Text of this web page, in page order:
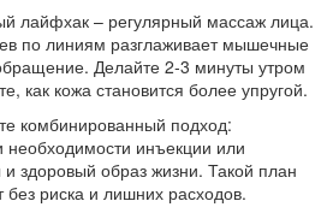
лайфхак – регулярный массаж лица.
по линиям разглаживает мышечные
Делайте 2‑3 минуты утром
как кожа становится более упругой.
комбинированный подход:
необходимости инъекции или
здоровый образ жизни. Такой план
без риска и лишних расходов.